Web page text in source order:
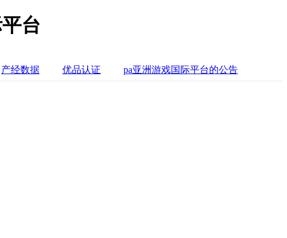
台
产经数据 优品认证 pa亚洲游戏国际平台的公告